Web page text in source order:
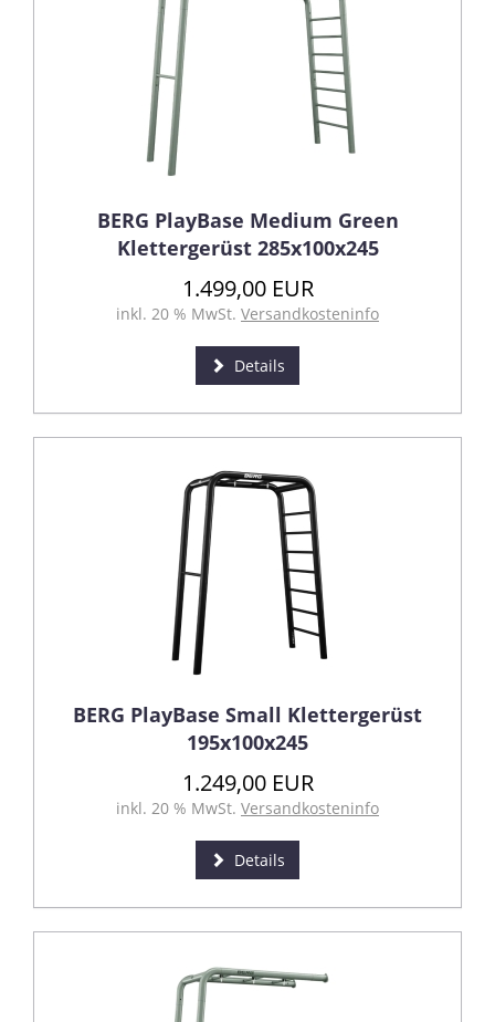
BERG PlayBase Medium Green
Klettergerüst 285x100x245
1.499,00 EUR
inkl. 20 % MwSt. Versandkosteninfo
Details
BERG PlayBase Small Klettergerüst
195x100x245
1.249,00 EUR
inkl. 20 % MwSt. Versandkosteninfo
Details